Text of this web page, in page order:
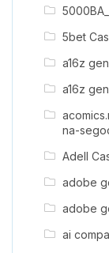
5bet
a16z
a16z
na-
Adell
adobe
adobe
ai